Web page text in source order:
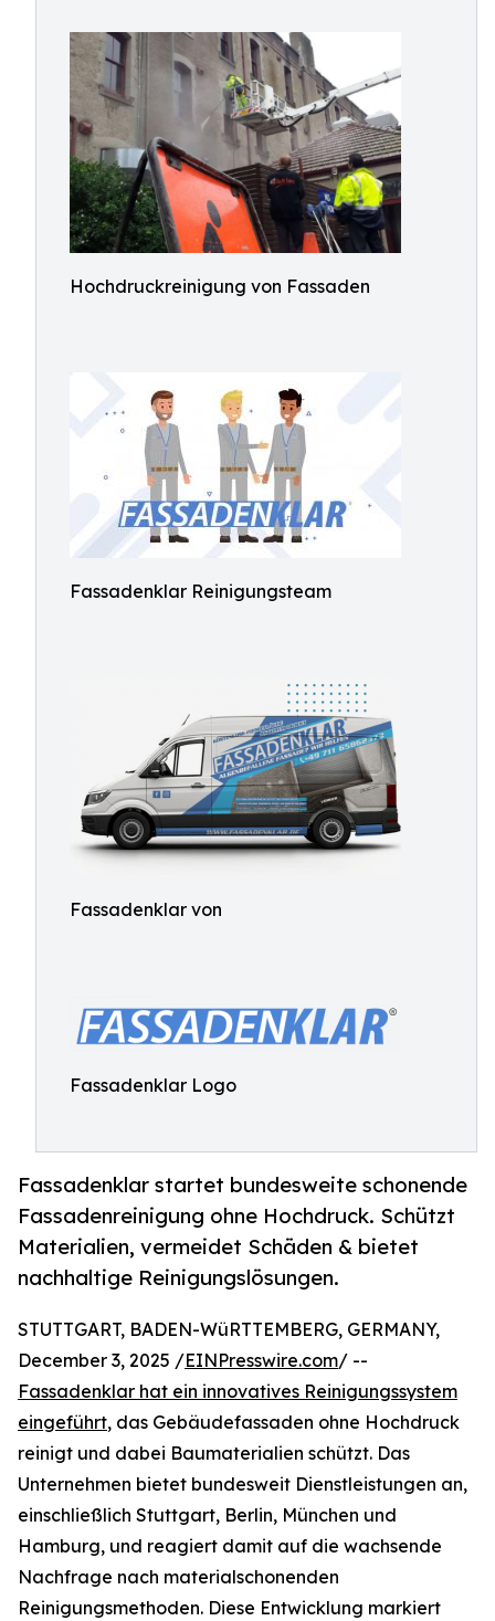
Hochdruckreinigung von Fassaden
Fassadenklar Reinigungsteam
Fassadenklar von
Fassadenklar Logo
Fassadenklar startet bundesweite schonende
Fassadenreinigung ohne Hochdruck. Schützt
Materialien, vermeidet Schäden & bietet
nachhaltige Reinigungslösungen.
STUTTGART, BADEN-WüRTTEMBERG, GERMANY,
December 3, 2025 /EINPresswire.com/ --
Fassadenklar hat ein innovatives Reinigungssystem
eingeführt, das Gebäudefassaden ohne Hochdruck
reinigt und dabei Baumaterialien schützt. Das
Unternehmen bietet bundesweit Dienstleistungen an,
einschließlich Stuttgart, Berlin, München und
Hamburg, und reagiert damit auf die wachsende
Nachfrage nach materialschonenden
Reinigungsmethoden. Diese Entwicklung markiert